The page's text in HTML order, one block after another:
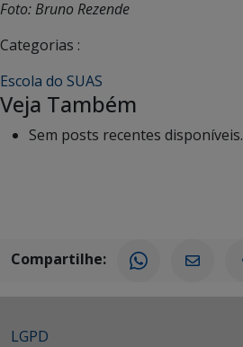
Foto: Bruno Rezende
Categorias :
Escola do SUAS
Veja Também
Sem posts recentes disponíveis.
Compartilhe:
LGPD